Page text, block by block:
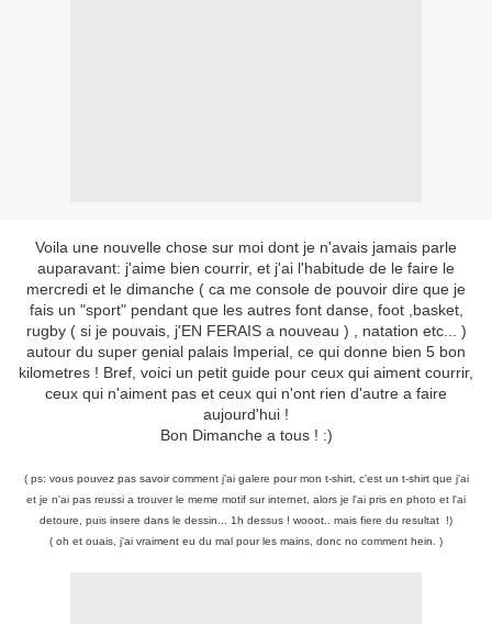
Voila une nouvelle chose sur moi dont je n'avais jamais parle
auparavant: j'aime bien courrir, et j'ai l'habitude de le faire le
mercredi et le dimanche ( ca me console de pouvoir dire que je
fais un "sport" pendant que les autres font danse, foot ,basket,
rugby ( si je pouvais, j'EN FERAIS a nouveau ) , natation etc... )
autour du super genial palais Imperial, ce qui donne bien 5 bon
kilometres ! Bref, voici un petit guide pour ceux qui aiment courrir,
ceux qui n'aiment pas et ceux qui n'ont rien d'autre a faire
aujourd'hui !
Bon Dimanche a tous ! :)
( ps: vous pouvez pas savoir comment j'ai galere pour mon t-shirt, c'est un t-shirt que j'ai
et je n'ai pas reussi a trouver le meme motif sur internet, alors je l'ai pris en photo et l'ai
detoure, puis insere dans le dessin... 1h dessus ! wooot.. mais fiere du resultat !)
( oh et ouais, j'ai vraiment eu du mal pour les mains, donc no comment hein. )